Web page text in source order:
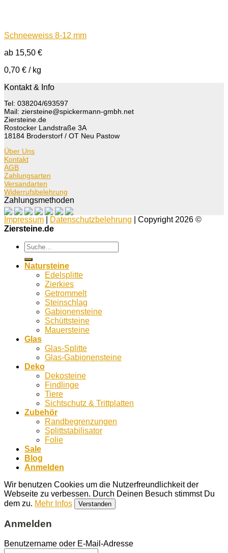
Schneeweiss 8-12 mm
ab 15,50 €
0,70 € / kg
Kontakt & Info
Tel: 038204/693597
Mail: ziersteine@spickermann-gmbh.net
Ziersteine.de
Rostocker Landstraße 3A
18184 Broderstorf / OT Neu Pastow
Über Uns
Kontakt
AGB
Zahlungsarten
Versandarten
Widerrufsbelehrung
Zahlungsmethoden
Impressum Datenschutzbelehrung | Copyright 2026 ©
Ziersteine.de
Suche
nach:
Natursteine
Edelsplitte
Zierkies
Getrommelt
Steinschlag
Gabionensteine
Schüttsteine
Mauersteine
Glas
Glas-Splitte
Glas-Gabionensteine
Deko
Dekosteine
Findlinge
Tiere
Sichtschutz & Trittplatten
Zubehör
Randbegrenzungen
Splittstabilisator
Folie
Sale
Blog
Anmelden
Wir benutzen Cookies um die Nutzerfreundlichkeit der
Webseite zu verbessen. Durch Deinen Besuch stimmst Du
dem zu. Mehr Infos Verstanden
Anmelden
Benutzername oder E-Mail-Adresse